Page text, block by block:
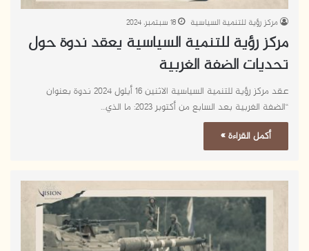
مركز رؤية للتنمية السياسية 18 سبتمبر، 2024
مركز رؤية للتنمية السياسية يعقد ندوة حول
تحديات الضفة الغربية
عقد مركز رؤية للتنمية السياسية الاثنين 16 أيلول 2024 ندوة بعنوان
“الضفة الغربية بعد السابع من أكتوبر 2023: ما الذي…
أكمل القراءة »